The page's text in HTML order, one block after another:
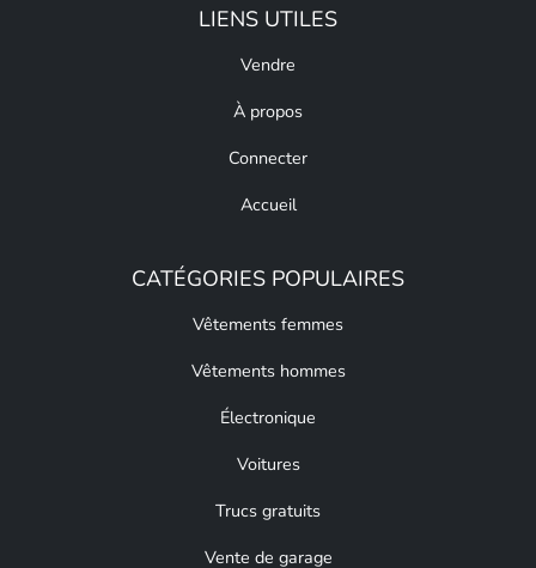
LIENS UTILES
Vendre
À propos
Connecter
Accueil
CATÉGORIES POPULAIRES
Vêtements femmes
Vêtements hommes
Électronique
Voitures
Trucs gratuits
Vente de garage